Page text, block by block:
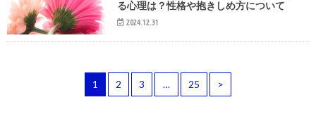
る心理は？性格や抱きしめ方について
2024.12.31
1 2 3 … 25 >